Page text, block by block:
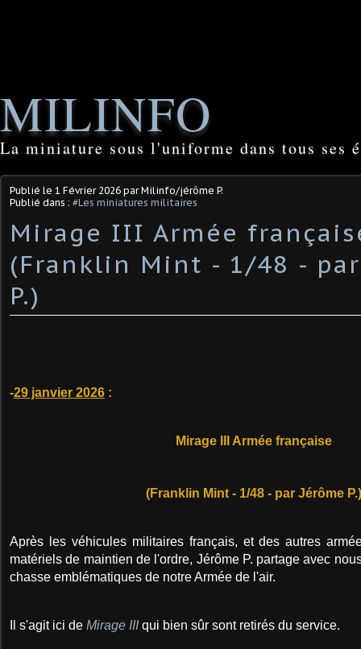
MILINFO
La miniature sous l'uniforme dans tous ses
Publié le 1 Février 2026 par Milinfo/jérôme P.
Publié dans : #Les miniatures militaires
Mirage III Armée
(Franklin Mint - 1/48 -
P.) ​
-29 janvier 2026 :
Mirage III Armée française
(Franklin Mint - 1/48 - par Jérôme P.)
Après les véhicules militaires français, et des autres
matériels de maintien de l'ordre, Jérôme P. partage avec
chasse emblématiques de notre Armée de l'air.
Il s'agit ici de Mirage IIIqui bien sûr sont retirés du service.